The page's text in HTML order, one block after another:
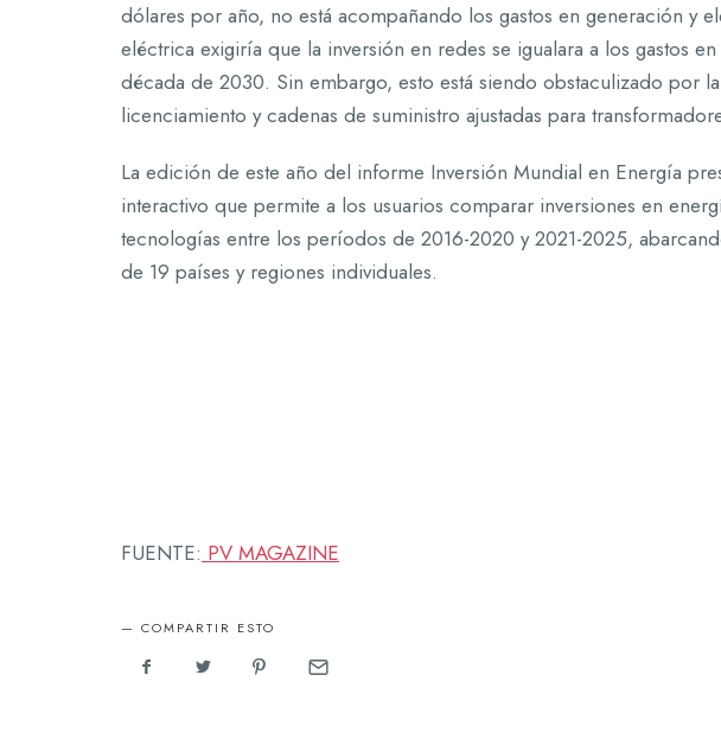
dólares por año, no está acompañando los gastos en generación y
eléctrica exigiría que la inversión en redes se igualara a los gastos
década de 2030. Sin embargo, esto está siendo obstaculizado por
licenciamiento y cadenas de suministro ajustadas para
La edición de este año del informe Inversión Mundial en Energía
interactivo que permite a los usuarios comparar inversiones en
tecnologías entre los períodos de 2016-2020 y 2021-2025,
de 19 países y regiones individuales.
FUENTE: PV MAGAZINE
COMPARTIR ESTO